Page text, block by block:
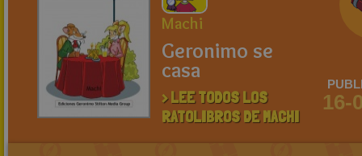
Machi
Geronimo se
casa
> LEE TODOS LOS
RATOLIBROS DE MACHI
16-